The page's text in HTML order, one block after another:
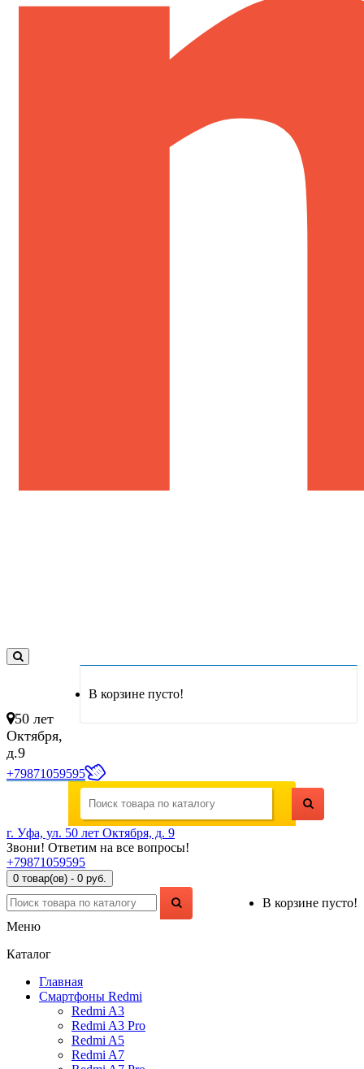
В корзине пусто!
50 лет
Октября,
д.9
+79871059595
г. Уфа, ул. 50 лет Октября, д. 9
Звони! Ответим на все вопросы!
+79871059595
0 товар(ов) - 0 руб.
В корзине пусто!
Меню
Каталог
Главная
Смартфоны Redmi
Redmi A3
Redmi A3 Pro
Redmi A5
Redmi A7